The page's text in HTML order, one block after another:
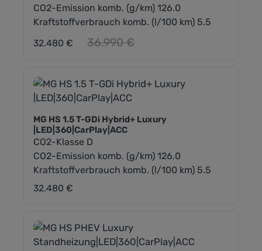
CO2-Emission komb. (g/km) 126.0
Kraftstoffverbrauch komb. (l/100 km) 5.5
Regulärer Preis:
32.480 € 36.990 €
MG HS 1.5 T-GDi Hybrid+ Luxury
|LED|360|CarPlay|ACC
CO2-Klasse D
CO2-Emission komb. (g/km) 126.0
Kraftstoffverbrauch komb. (l/100 km) 5.5
Regulärer Preis:
32.480 €